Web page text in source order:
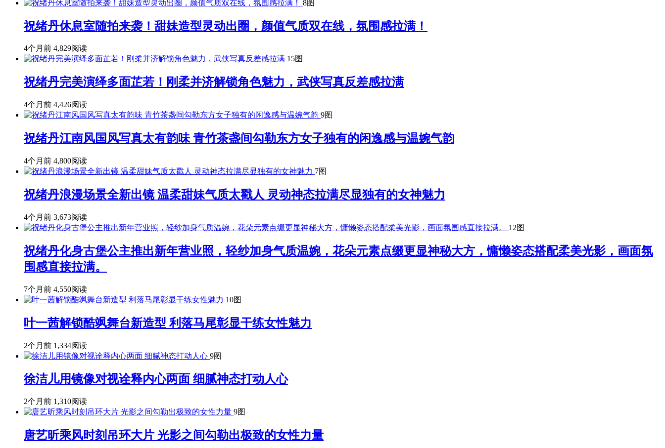
8图
祝绪丹休息室随拍来袭！甜妹造型灵动出圈，颜值气质双在线，氛围感拉满！
4个月前 4,829阅读
15图
祝绪丹完美演绎多面芷若！刚柔并济解锁角色魅力，武侠写真反差感拉满
4个月前 4,426阅读
9图
祝绪丹江南风国风写真太有韵味 青竹茶盏间勾勒东方女子独有的闲逸感与温婉气韵
4个月前 4,800阅读
7图
祝绪丹浪漫场景全新出镜 温柔甜妹气质太戳人 灵动神态拉满尽显独有的女神魅力
4个月前 3,673阅读
12图
祝绪丹化身古堡公主推出新年营业照，轻纱加身气质温婉，花朵元素点缀更显神秘大方，慵懒姿态搭配柔美光影，画面氛
围感直接拉满。
7个月前 4,550阅读
10图
叶一茜解锁酷飒舞台新造型 利落马尾彰显干练女性魅力
2个月前 1,334阅读
9图
徐洁儿用镜像对视诠释内心两面 细腻神态打动人心
2个月前 1,310阅读
9图
唐艺昕乘风时刻吊环大片 光影之间勾勒出极致的女性力量